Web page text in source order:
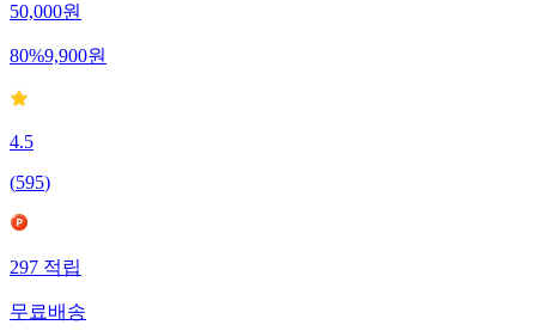
50,000원
80%9,900원
4.5
(595)
297적립
무료배송